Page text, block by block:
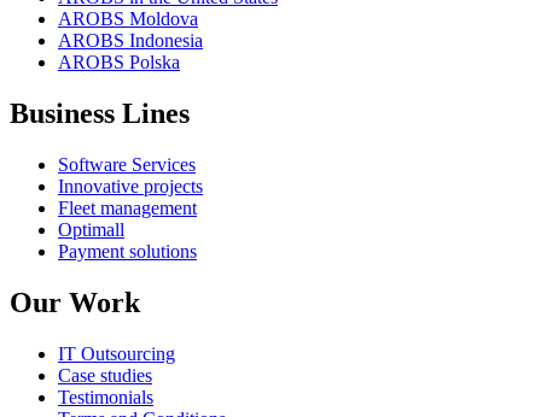
AROBS Moldova
AROBS Indonesia
AROBS Polska
Business Lines
Software Services
Innovative projects
Fleet management
Optimall
Payment solutions
Our Work
IT Outsourcing
Case studies
Testimonials